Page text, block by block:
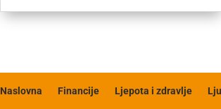
Naslovna Financije Ljepota i zdravlje